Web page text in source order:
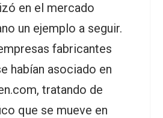
en el mercado
un ejemplo a seguir.
fabricantes
habían asociado en
tratando de
que se mueve en